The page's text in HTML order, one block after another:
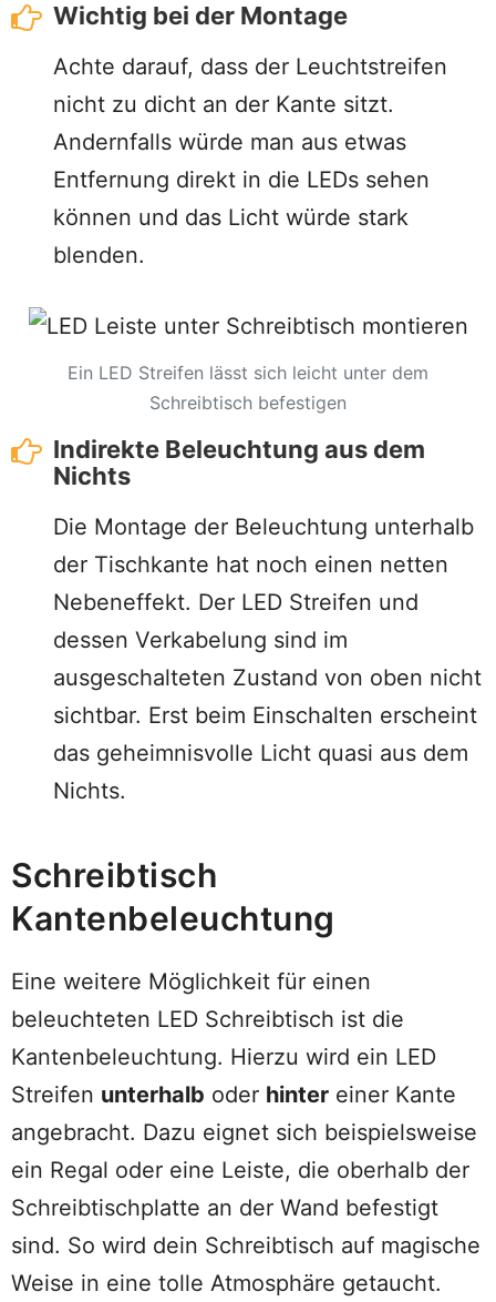
Wichtig bei der Montage
Achte darauf, dass der Leuchtstreifen
nicht zu dicht an der Kante sitzt.
Andernfalls würde man aus etwas
Entfernung direkt in die LEDs sehen
können und das Licht würde stark
blenden.
Ein LED Streifen lässt sich leicht unter dem
Schreibtisch befestigen
Indirekte Beleuchtung aus dem
Nichts
Die Montage der Beleuchtung unterhalb
der Tischkante hat noch einen netten
Nebeneffekt. Der LED Streifen und
dessen Verkabelung sind im
ausgeschalteten Zustand von oben nicht
sichtbar. Erst beim Einschalten erscheint
das geheimnisvolle Licht quasi aus dem
Nichts.
Schreibtisch
Kantenbeleuchtung
Eine weitere Möglichkeit für einen
beleuchteten LED Schreibtisch ist die
Kantenbeleuchtung. Hierzu wird ein LED
Streifen unterhalb oder hinter einer Kante
angebracht. Dazu eignet sich beispielsweise
ein Regal oder eine Leiste, die oberhalb der
Schreibtischplatte an der Wand befestigt
sind. So wird dein Schreibtisch auf magische
Weise in eine tolle Atmosphäre getaucht.